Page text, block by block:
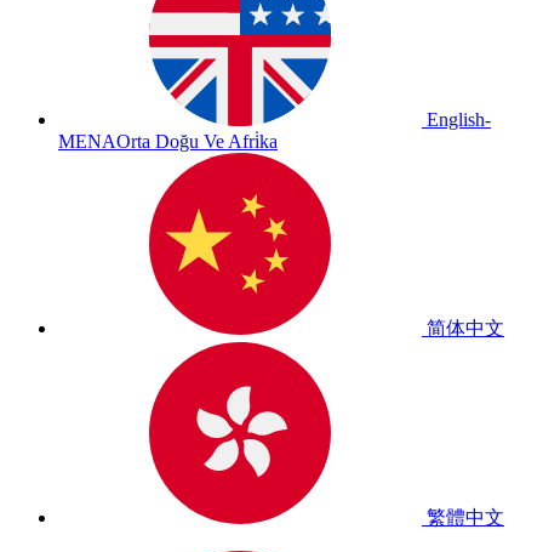
English-
MENAOrta Doğu Ve Afri̇ka
简体中文
繁體中文